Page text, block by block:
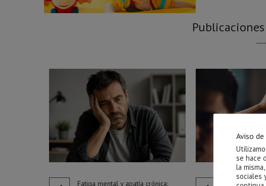
Fatiga mental y apatía crónica:
Ayuda para
Aviso de
se hace
la
sociales